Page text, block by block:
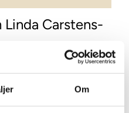
Om
Carstens-
Solberg